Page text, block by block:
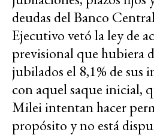
deudas del Banco
Ejecutivo vetó la ley de
previsional que hubiera
jubilados el 8,1% de sus
con aquel saque inicial,
Milei intentan hacer
propósito y no está